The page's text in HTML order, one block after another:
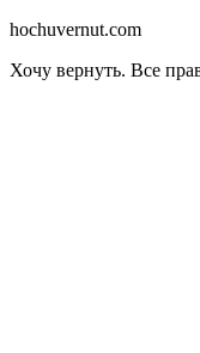
hochuvernut.com
Хочу вернуть. Все